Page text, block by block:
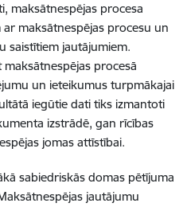
maksātnespējas procesa
maksātnespējas procesu un
saistītiem jautājumiem.
procesā
un ieteikumus turpmākajai
iegūtie dati tiks izmantoti
izstrādē, gan rīcības
jomas attīstībai.
sabiedriskās domas pētījuma
jautājumu